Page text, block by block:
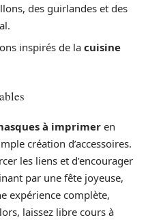
des guirlandes et des
inspirés de la cuisine
à imprimer en
création d’accessoires.
les liens et d’encourager
par une fête joyeuse,
expérience complète,
laissez libre cours à